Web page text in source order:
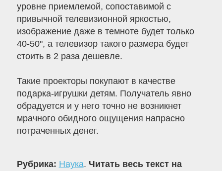
уровне приемлемой, сопоставимой с
привычной телевизионной яркостью,
изображение даже в темноте будет только
40-50", а телевизор такого размера будет
стоить в 2 раза дешевле.
Такие проекторы покупают в качестве
подарка-игрушки детям. Получатель явно
обрадуется и у него точно не возникнет
мрачного обидного ощущения напрасно
потраченных денег.
Рубрика: Наука. Читать весь текст на